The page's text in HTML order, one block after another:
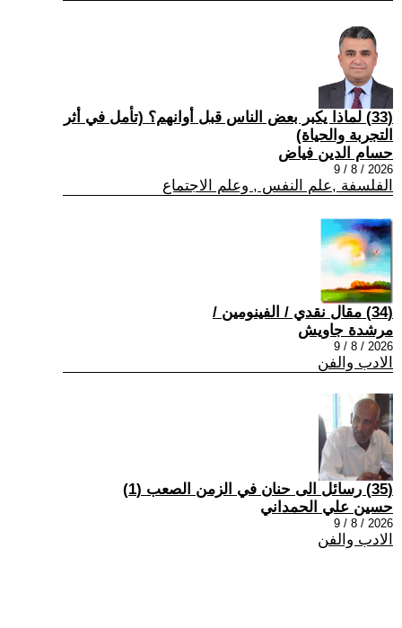
(33) لماذا يكبر بعض الناس قبل أوانهم؟ (تأمل في أثر
التجربة والحياة)
حسام الدين فياض
2026 / 8 / 9
الفلسفة ,علم النفس , وعلم الاجتماع
(34) مقال نقدي / الفينومين /
مرشدة جاويش
2026 / 8 / 9
الادب والفن
(35) رسائل الى حنان في الزمن الصعب (1)
حسين علي الحمداني
2026 / 8 / 9
الادب والفن